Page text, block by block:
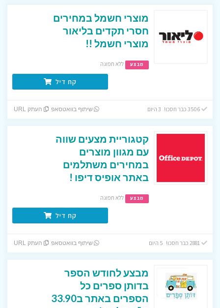
מוצרי חשמל במחירים
חסרי תקדים בליאור
מוצרי חשמל !!
מבצע ללא תפוגה
קח דיל
3506 כבר חסכו! 3 היום שיתוף בוואטסאפ העתק URL
קטגוריית מצעים שווה
עם מגוון מוצרים
במחירים משתלמים
באתר אופיס דיפו !
מבצע ללא תפוגה
קח דיל
שיתוף בוואטסאפ העתק URL
מבצע לחודש הספר
בדותן ספרים כל
הספרים באתר ב33.90